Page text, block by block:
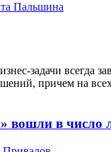
Пальшина
задачи всегда
причем на всех
вошли в число